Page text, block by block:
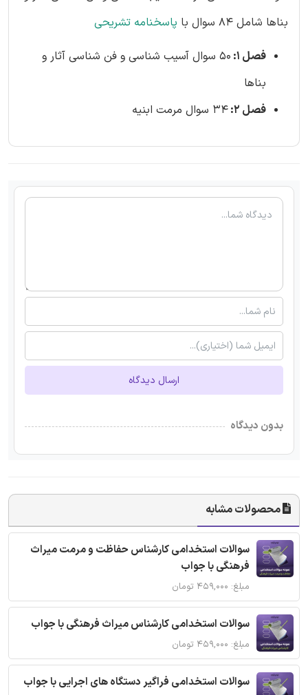
بناها شامل 84 سوال با
پاسخنامه تشریحی
فصل 1:
50 سوال آسیب شناسی و فن شناسی آثار و
بناها
فصل 2:
34 سوال مرمت ابنیه
ارسال دیدگاه
بدون دیدگاه
محصولات مشابه
سوالات استخدامی کارشناس حفاظت و مرمت میراث
فرهنگی با جواب
مبلغ: ۴۵۹,۰۰۰ تومان
سوالات استخدامی کارشناس میراث فرهنگی با جواب
مبلغ: ۴۵۹,۰۰۰ تومان
سوالات استخدامی فراگیر دستگاه های اجرایی با جواب